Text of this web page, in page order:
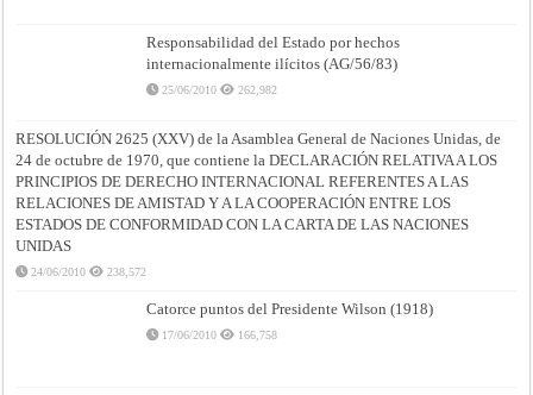
Responsabilidad del Estado por hechos
internacionalmente ilícitos (AG/56/83)
25/06/2010 262,982
RESOLUCIÓN 2625 (XXV) de la Asamblea General de Naciones Unidas, de
24 de octubre de 1970, que contiene la DECLARACIÓN RELATIVA A LOS
PRINCIPIOS DE DERECHO INTERNACIONAL REFERENTES A LAS
RELACIONES DE AMISTAD Y A LA COOPERACIÓN ENTRE LOS
ESTADOS DE CONFORMIDAD CON LA CARTA DE LAS NACIONES
UNIDAS
24/06/2010 238,572
Catorce puntos del Presidente Wilson (1918)
17/06/2010 166,758